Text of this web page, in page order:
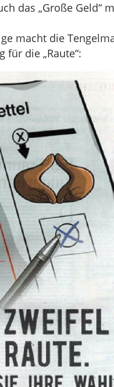
das „Große Geld“
macht die
für die „Raute“: